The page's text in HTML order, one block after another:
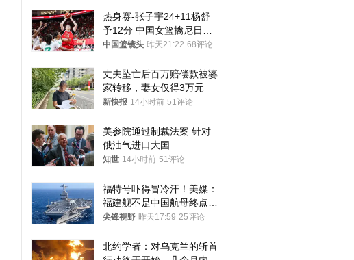
热身赛-张子宇24+11杨舒
予12分 中国女篮擒尼日利
亚
中国篮镜头 昨天21:22 68评论
丈夫坠亡后百万赔偿款被婆
家转移，妻女仅得3万元
新快报 14小时前 51评论
美参院通过制裁法案 针对
俄油气进口大国
知世 14小时前 51评论
福特号吓得冒冷汗！美媒：
福建舰不是中国航母终点，
而是新起点！
尖锋视野 昨天17:59 25评论
北约学者：对乌克兰的斩首